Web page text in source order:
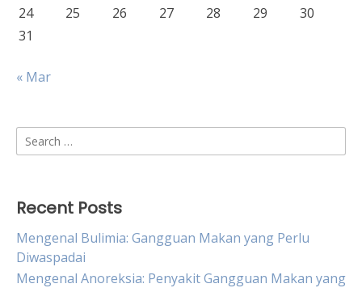
24
25 26 27 28 29
30
31
« Mar
Search
for:
Recent Posts
Mengenal Bulimia: Gangguan Makan yang Perlu
Diwaspadai
Mengenal Anoreksia: Penyakit Gangguan Makan yang